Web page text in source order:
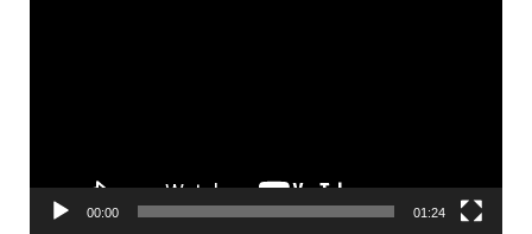
00:00 01:24